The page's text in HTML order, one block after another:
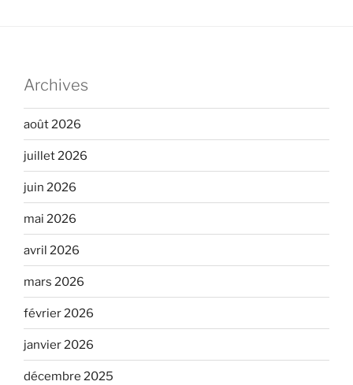
Archives
août 2026
juillet 2026
juin 2026
mai 2026
avril 2026
mars 2026
février 2026
janvier 2026
décembre 2025